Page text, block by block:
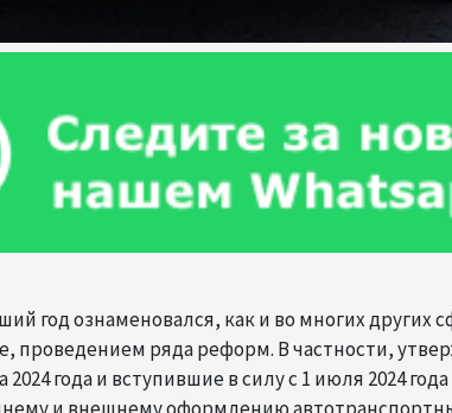
год ознаменовался, как и во многих других
проведением ряда реформ. В частности,
2024 года и вступившие в силу с 1 июля 2024